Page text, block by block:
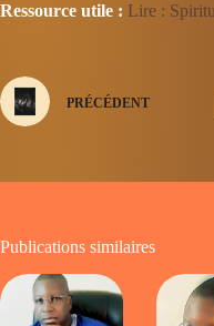
Ressource utile : Lire :
PRÉCÉDENT
Publications similaires